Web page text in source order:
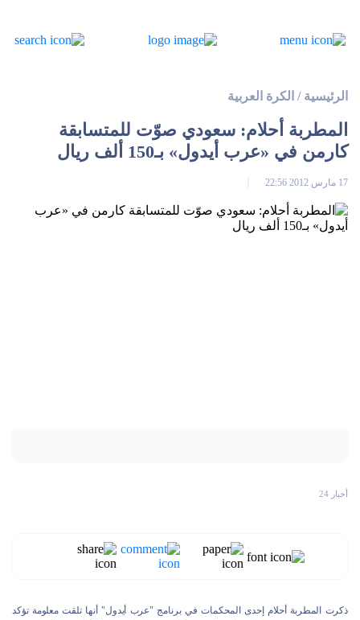
الرئيسية / الكرة العربية
المطربة أحلام: سعودي صوّت للمتسابقة
كارمن في «عرب أيدول» بـ150 ألف ريال
17 مارس 2012 22:56
أخبار 24
ذكرت المطربة أحلام إحدى المحكمات في برنامج "عرب أيدول" أنها تلقت معلومة تؤكد